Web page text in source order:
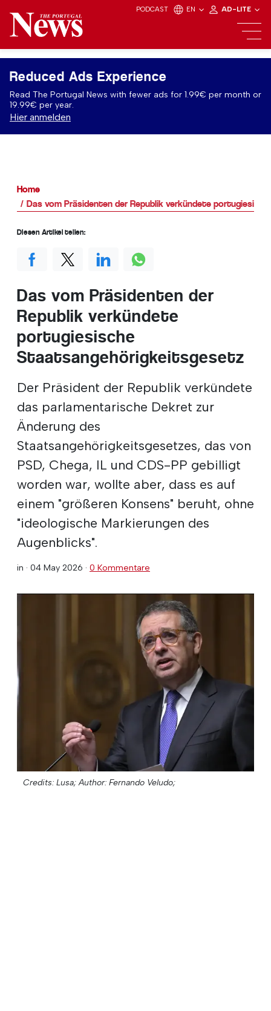
PODCAST EN AD-LITE
Reduced Ads Experience
Read The Portugal News with fewer ads for 1.99€ per month or
19.99€ per year.
Hier anmelden
Home
Das vom Präsidenten der Republik verkündete
Das vom Präsidenten der
Republik verkündete
portugiesische
Staatsangehörigkeitsgesetz
Der Präsident der Republik verkündete
das parlamentarische Dekret zur
Änderung des
Staatsangehörigkeitsgesetzes, das von
PSD, Chega, IL und CDS-PP gebilligt
worden war, wollte aber, dass es auf
einem "größeren Konsens" beruht, ohne
"ideologische Markierungen des
Augenblicks".
in · 04 May 2026 · 0 Kommentare
Credits: Lusa; Author: Fernando Veludo;
Diesen Artikel teilen: